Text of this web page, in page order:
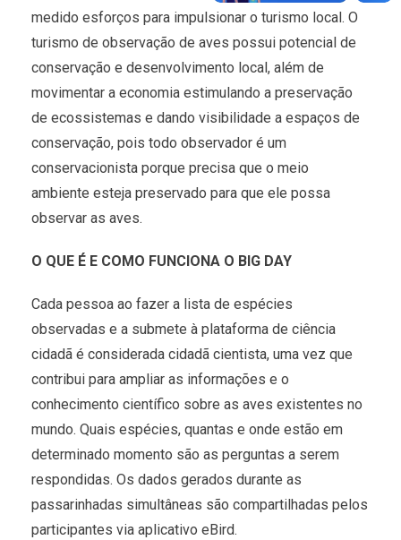
medido esforços para impulsionar o turismo local. O
turismo de observação de aves possui potencial de
conservação e desenvolvimento local, além de
movimentar a economia estimulando a preservação
de ecossistemas e dando visibilidade a espaços de
conservação, pois todo observador é um
conservacionista porque precisa que o meio
ambiente esteja preservado para que ele possa
observar as aves.
O QUE É E COMO FUNCIONA O BIG DAY
Cada pessoa ao fazer a lista de espécies
observadas e a submete à plataforma de ciência
cidadã é considerada cidadã cientista, uma vez que
contribui para ampliar as informações e o
conhecimento científico sobre as aves existentes no
mundo. Quais espécies, quantas e onde estão em
determinado momento são as perguntas a serem
respondidas. Os dados gerados durante as
passarinhadas simultâneas são compartilhadas pelos
participantes via aplicativo eBird.